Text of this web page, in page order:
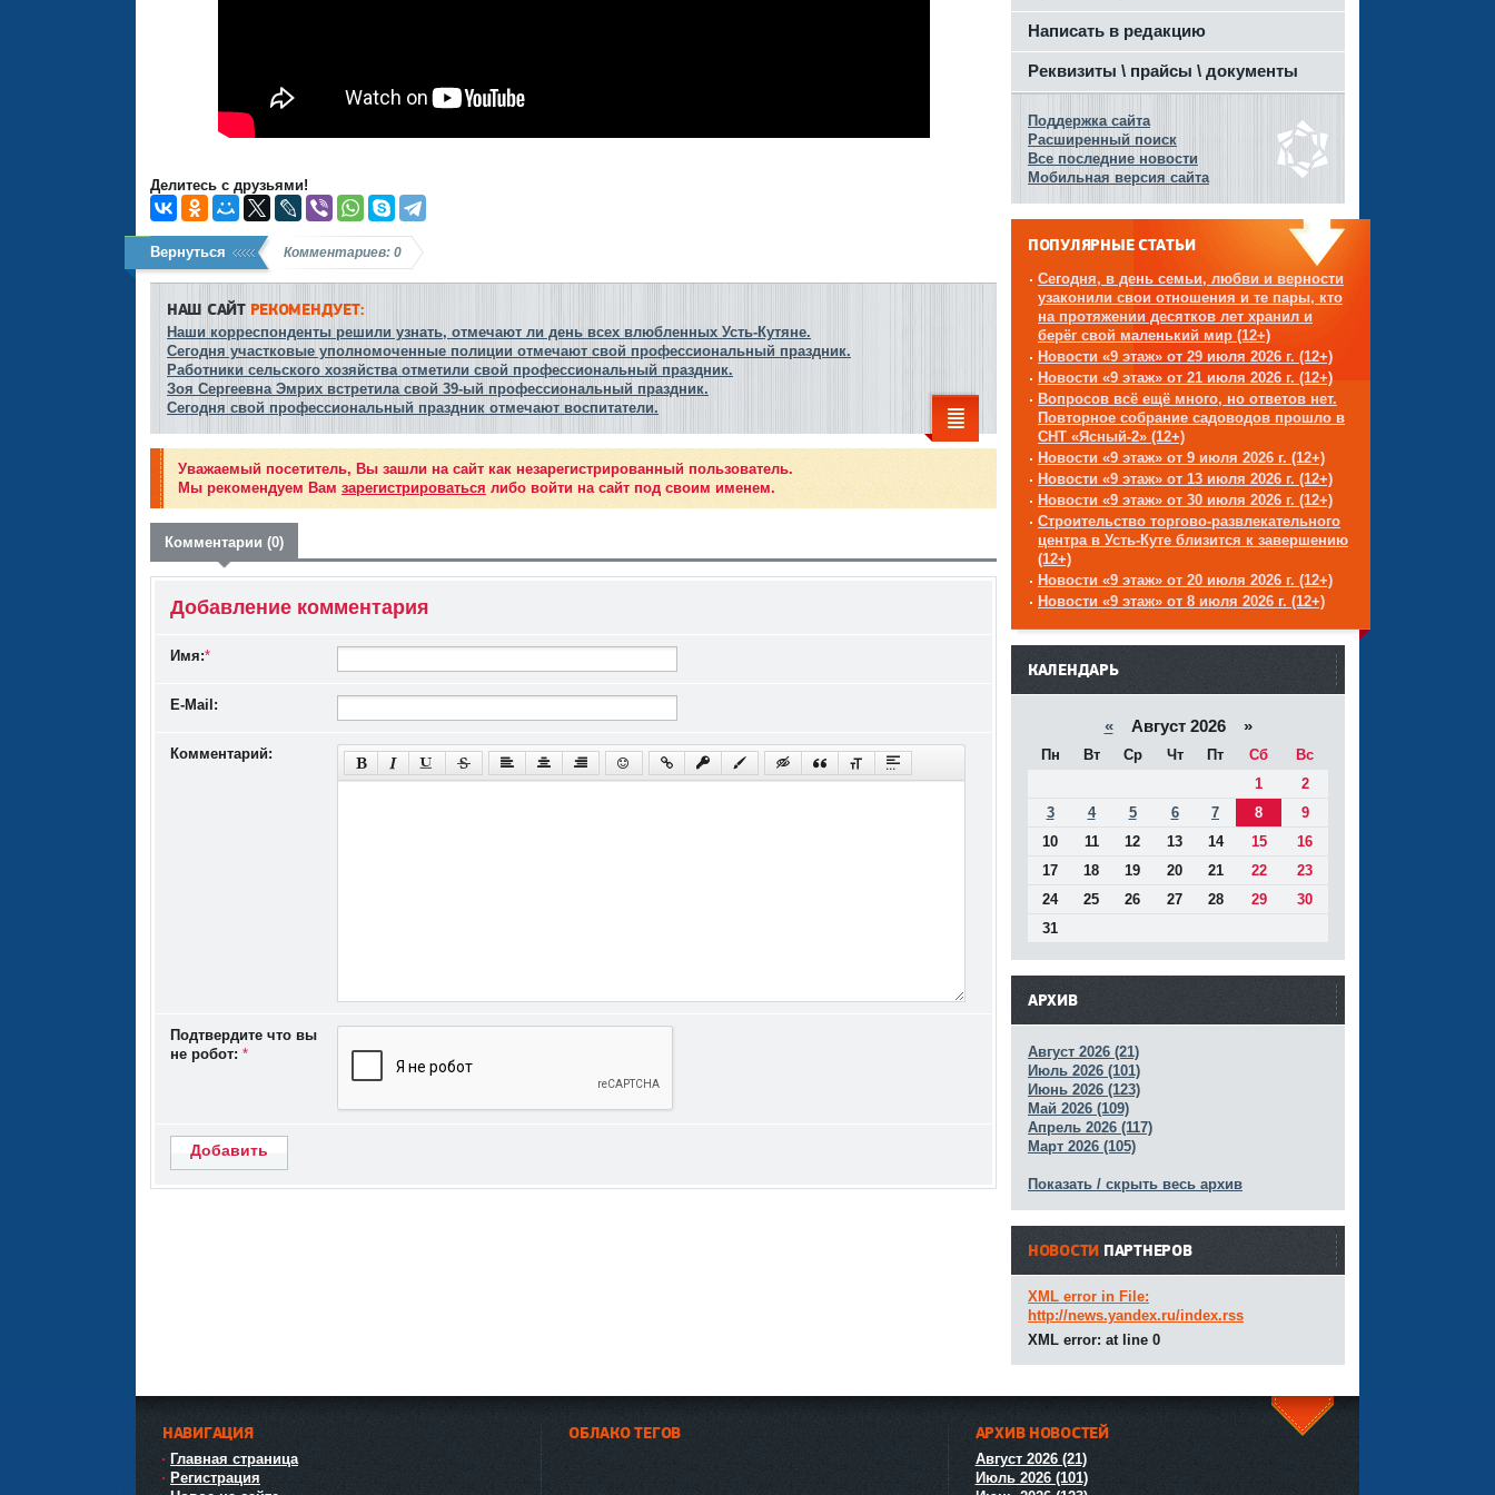
Делитесь с друзьями!
Вернуться Комментариев: 0
НАШ САЙТРЕКОМЕНДУЕТ:
Наши корреспонденты решили узнать, отмечают ли день всех влюбленных Усть-Кутяне.
Сегодня участковые уполномоченные полиции отмечают свой профессиональный праздник.
Работники сельского хозяйства отметили свой профессиональный праздник.
Зоя Сергеевна Эмрих встретила свой 39-ый профессиональный праздник.
Сегодня свой профессиональный праздник отмечают воспитатели.
Уважаемый посетитель, Вы зашли на сайт как незарегистрированный пользователь.
Мы рекомендуем Вам зарегистрироваться либо войти на сайт под своим именем.
Комментарии (0)
Добавление комментария
Имя:*
E-Mail:
Комментарий:
Подтвердите что вы
не робот: *
Добавить
Написать в редакцию
Реквизиты \ прайсы \ документы
Поддержка сайта
Расширенный поиск
Все последние новости
Мобильная версия сайта
ПОПУЛЯРНЫЕ СТАТЬИ
Сегодня, в день семьи, любви и верности
узаконили свои отношения и те пары, кто
на протяжении десятков лет хранил и
берёг свой маленький мир (12+)
Новости «9 этаж» от 29 июля 2026 г. (12+)
Новости «9 этаж» от 21 июля 2026 г. (12+)
Вопросов всё ещё много, но ответов нет.
Повторное собрание садоводов прошло в
СНТ «Ясный-2» (12+)
Новости «9 этаж» от 9 июля 2026 г. (12+)
Новости «9 этаж» от 13 июля 2026 г. (12+)
Новости «9 этаж» от 30 июля 2026 г. (12+)
Строительство торгово-развлекательного
центра в Усть-Куте близится к завершению
(12+)
Новости «9 этаж» от 20 июля 2026 г. (12+)
Новости «9 этаж» от 8 июля 2026 г. (12+)
------
КАЛЕНДАРЬ
«Август 2026 »
Пн Вт Ср Чт Пт Сб
Вс
1
2
3
4 5 6 7 8
9
10
11 12 13 14 15
16
17
18 19 20 21 22
23
24
25 26 27 28 29
30
31
АРХИВ
Август 2026 (21)
Июль 2026 (101)
Июнь 2026 (123)
Май 2026 (109)
Апрель 2026 (117)
Март 2026 (105)
Показать / скрыть весь архив
НОВОСТИ ПАРТНЕРОВ
XML error in File:
http://news.yandex.ru/index.rss
XML error: at line 0
НАВИГАЦИЯ
Главная страница
Регистрация
ОБЛАКО ТЕГОВ АРХИВ НОВОСТЕЙ
Август 2026 (21)
Июль 2026 (101)